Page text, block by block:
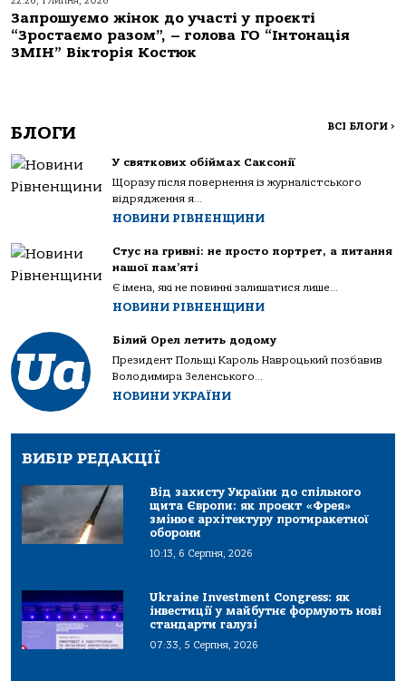
Запрошуємо жінок до участі у проєкті
“Зростаємо разом”, – голова ГО “Інтонація
ЗМІН” Вікторія Костюк
БЛОГИ ВСІ БЛОГИ >
У святкових обіймах Саксонії
Щоразу після повернення із журналістського
відрядження я...
НОВИНИ РІВНЕНЩИНИ
Стус на гривні: не просто портрет, а питання
нашої пам’яті
Є імена, які не повинні залишатися лише...
НОВИНИ РІВНЕНЩИНИ
Білий Орел летить додому
Президент Польщі Кароль Навроцький позбавив
Володимира Зеленського...
НОВИНИ УКРАЇНИ
ВИБІР РЕДАКЦІЇ
Від захисту України до спільного
щита Європи: як проєкт «Фрея»
змінює архітектуру протиракетної
оборони
10:13, 6 Серпня, 2026
Ukraine Investment Congress: як
інвестиції у майбутнє формують нові
стандарти галузі
07:33, 5 Серпня, 2026